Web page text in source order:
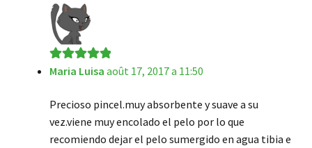
Note5 sur 5
Maria Luisa août 17, 2017 a 11:50
Precioso pincel.muy absorbente y suave a su
vez.viene muy encolado el pelo por lo que
recomiendo dejar el pelo sumergido en agua tibia e